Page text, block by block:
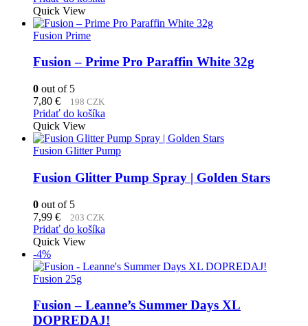
Quick View
Fusion Prime
Fusion – Prime Pro Paraffin White 32g
0 out of 5
7,80 € 198 CZK
Pridať do košíka
Quick View
Fusion Glitter Pump
Fusion Glitter Pump Spray | Golden Stars
0 out of 5
7,99 € 203 CZK
Pridať do košíka
Quick View
-4%
Fusion 25g
Fusion – Leanne’s Summer Days XL
DOPREDAJ!